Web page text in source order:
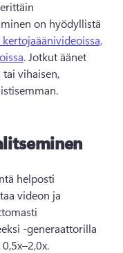
on hyödyllistä
kertojaäänivideoissa,
. Jotkut äänet
vihaisen,
helposti
videon ja
-generaattorilla